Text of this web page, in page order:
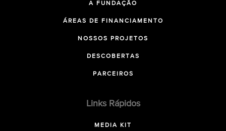
A FUNDAÇÃO
ÁREAS DE FINANCIAMENTO
NOSSOS PROJETOS
DESCOBERTAS
PARCEIROS
Links Rápidos
MEDIA KIT